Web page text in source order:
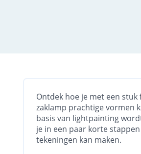
Ontdek hoe je met een stuk
zaklamp prachtige vormen
basis van lightpainting
je in een paar korte
tekeningen kan maken.